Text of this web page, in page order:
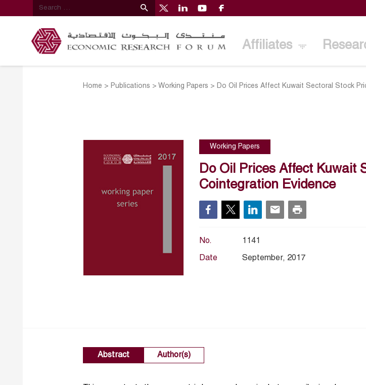
Affiliates
Home > Publications >Working Papers > Do Oil Prices Affect Kuwait Sectoral Stock
Working Papers
Do Oil Prices Affect Kuwait
Cointegration Evidence
No. 1141
Date September, 2017
Abstract Author(s)